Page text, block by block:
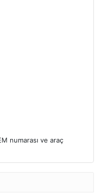
numarası ve araç